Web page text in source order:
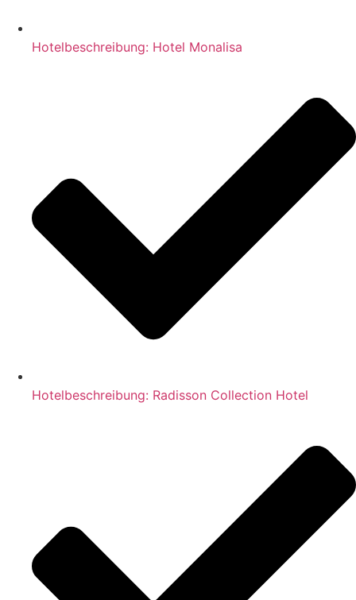
Hotelbeschreibung: Hotel Monalisa
Hotelbeschreibung: Radisson Collection Hotel